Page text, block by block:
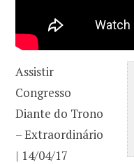
Assistir
Congresso
Diante do Trono
– Extraordinário
| 14/04/17